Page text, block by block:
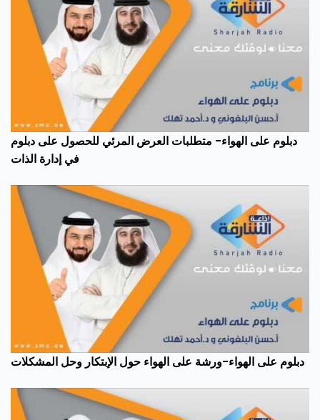
دبلوم على الهواء- متطلبات العرض المرئي للحصول على دبلوم
في إدارة الذات
دبلوم على الهواء-ورشة على الهواء حول الإبتكار وحل المشكلات